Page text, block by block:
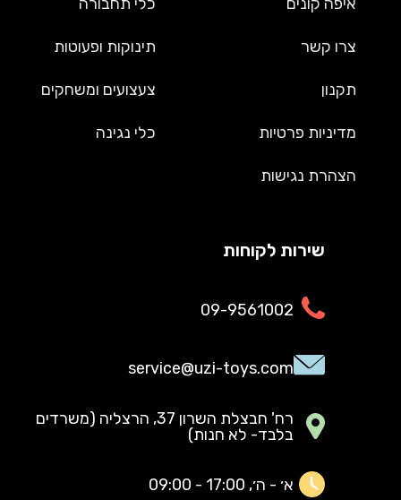
צרו קשר
תקנון
מדיניות פרטיות
הצהרת נגישות
תינוקות ופעוטות
צעצועים ומשחקים
כלי נגינה
שירות לקוחות
09-9561002
service@uzi-toys.com
רח' חבצלת השרון 37, הרצליה (משרדים
בלבד- לא חנות)
א׳ - ה׳, 17:00 - 09:00